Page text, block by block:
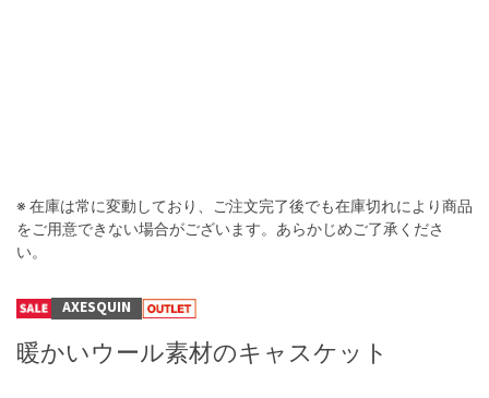
※ 在庫は常に変動しており、ご注文完了後でも在庫切れにより商品
をご用意できない場合がございます。あらかじめご了承くださ
い。
AXESQUIN
暖かいウール素材のキャスケット